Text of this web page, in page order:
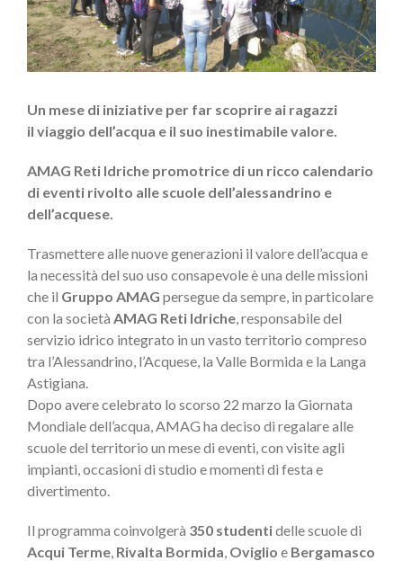
Un mese di iniziative per far scoprire ai ragazzi
il viaggio dell’acqua e il suo inestimabile valore.
AMAG Reti Idriche promotrice di un ricco calendario
di eventi rivolto alle scuole dell’alessandrino e
dell’acquese.
Trasmettere alle nuove generazioni il valore dell’acqua e
la necessità del suo uso consapevole è una delle missioni
che il Gruppo AMAG persegue da sempre, in particolare
con la società AMAG Reti Idriche , responsabile del
servizio idrico integrato in un vasto territorio compreso
tra l’Alessandrino, l’Acquese, la Valle Bormida e la Langa
Astigiana.
Dopo avere celebrato lo scorso 22 marzo la Giornata
Mondiale dell’acqua, AMAG ha deciso di regalare alle
scuole del territorio un mese di eventi, con visite agli
impianti, occasioni di studio e momenti di festa e
divertimento.
Il programma coinvolgerà 350 studentidelle scuole di
Acqui Terme Rivalta Bormida Oviglio e Bergamasco